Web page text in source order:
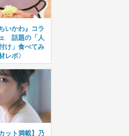
いかわ』コラ
話題の「人
け」食べてみ
レポ〉
ット満載】乃